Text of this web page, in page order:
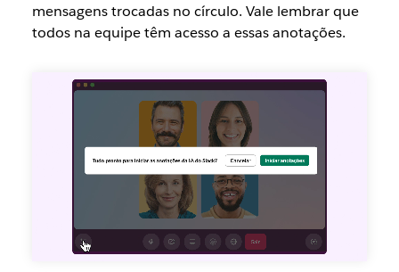
mensagens trocadas no círculo. Vale lembrar que
todos na equipe têm acesso a essas anotações.